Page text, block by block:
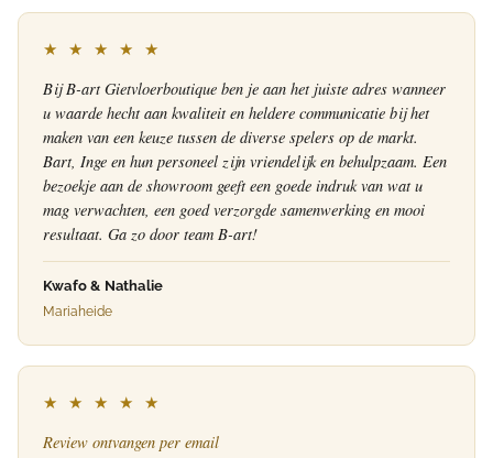
★ ★ ★ ★ ★
Bij B-art Gietvloerboutique ben je aan het juiste adres wanneer
u waarde hecht aan kwaliteit en heldere communicatie bij het
maken van een keuze tussen de diverse spelers op de markt.
Bart, Inge en hun personeel zijn vriendelijk en behulpzaam. Een
bezoekje aan de showroom geeft een goede indruk van wat u
mag verwachten, een goed verzorgde samenwerking en mooi
resultaat. Ga zo door team B-art!
Kwafo & Nathalie
Mariaheide
★ ★ ★ ★ ★
Review ontvangen per email